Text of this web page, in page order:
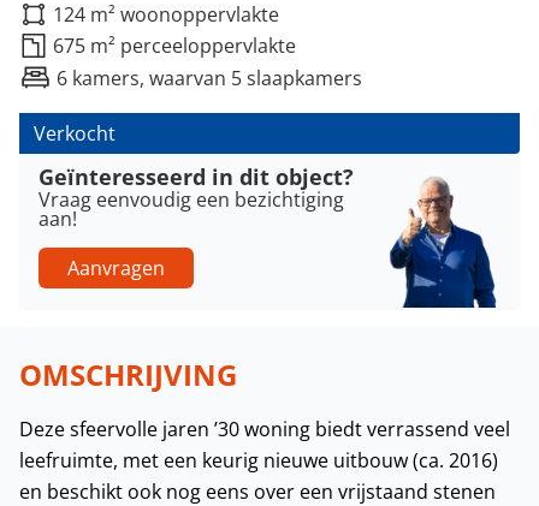
124 m² woonoppervlakte
675 m² perceeloppervlakte
6 kamers, waarvan 5 slaapkamers
Verkocht
Geïnteresseerd in dit object?
Vraag eenvoudig een bezichtiging
aan!
Aanvragen
OMSCHRIJVING
Deze sfeervolle jaren ’30 woning biedt verrassend veel
leefruimte, met een keurig nieuwe uitbouw (ca. 2016)
en beschikt ook nog eens over een vrijstaand stenen